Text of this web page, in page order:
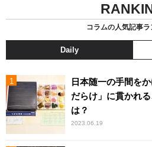
コラムの人気記事
Daily
日本随一の手間を
だらけ」に貫かれ
は？
2023.06.19